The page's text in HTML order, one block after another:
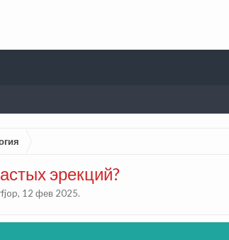
эрекций?
, 12 фев 2025.